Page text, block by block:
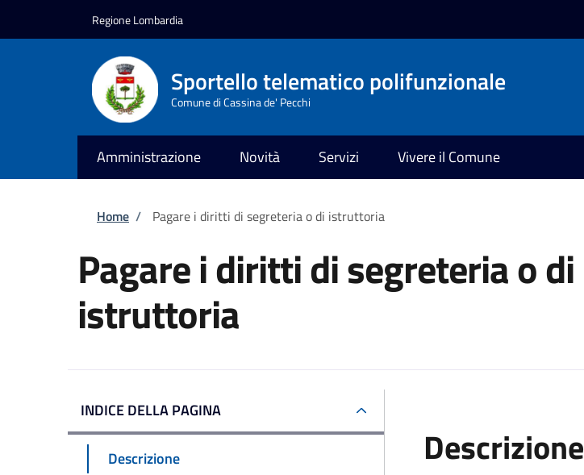
Regione Lombardia
Sportello telematico polifunzionale
Comune di Cassina de' Pecchi
Amministrazione Novità Servizi Vivere il Comune
Briciole di pane
Home / Pagare i diritti di segreteria o di istruttoria
Pagare i diritti di segreteria o di
istruttoria
INDICE DELLA PAGINA
Descrizione
Descrizione